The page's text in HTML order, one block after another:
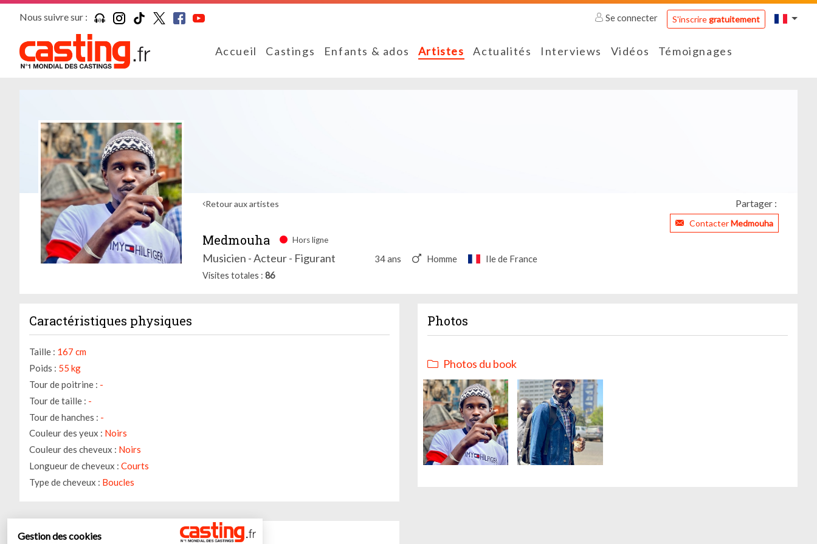
Nous suivre sur : Se connecter S'inscriregratuitement
Accueil Castings Enfants & ados Artistes Actualités Interviews Vidéos Témoignages
Retour aux artistes Partager :
ContacterMedmouha
Medmouha Hors ligne
Musicien - Acteur - Figurant 34 ans Homme Ile de France
Visites totales 86
Caractéristiques physiques
Taille : 167 cm
Poids : 55 kg
Tour de poitrine : -
Tour de taille : -
Tour de hanches : -
Couleur des yeux : Noirs
Couleur des cheveux : Noirs
Longueur de cheveux : Courts
Type de cheveux : Boucles
Audio
Photos
Photos du book
Gestion des cookies